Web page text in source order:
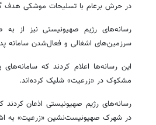
در حرش برعام با تسلیحات موشکی هدف
رسانه‌های رژیم صهیونیستی نیز از به
سرزمین‌های اشغالی و فعال‌شدن سامانه
این رسانه‌ها اعلام کردند که
مشکوک در «زرعیت» شلیک کرده‌اند.
رسانه‌های رژیم صهیونیستی اذعان
در شهرک صهیونیست‌نشین «زرعیت» به